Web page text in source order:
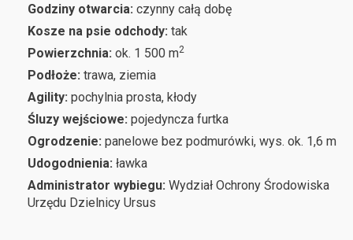
Godziny otwarcia: czynny całą dobę
Kosze na psie odchody: tak
Powierzchnia: ok. 1 500 m2
Podłoże: trawa, ziemia
Agility: pochylnia prosta, kłody
Śluzy wejściowe: pojedyncza furtka
Ogrodzenie: panelowe bez podmurówki, wys. ok. 1,6 m
Udogodnienia: ławka
Administrator wybiegu: Wydział Ochrony Środowiska
Urzędu Dzielnicy Ursus